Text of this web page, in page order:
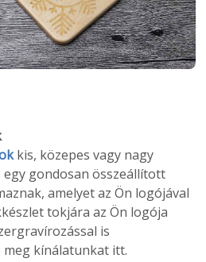
kis, közepes vagy nagy
gondosan összeállított
amelyet az Ön logójával
tokjára az Ön logója
is
kínálatunkat itt.